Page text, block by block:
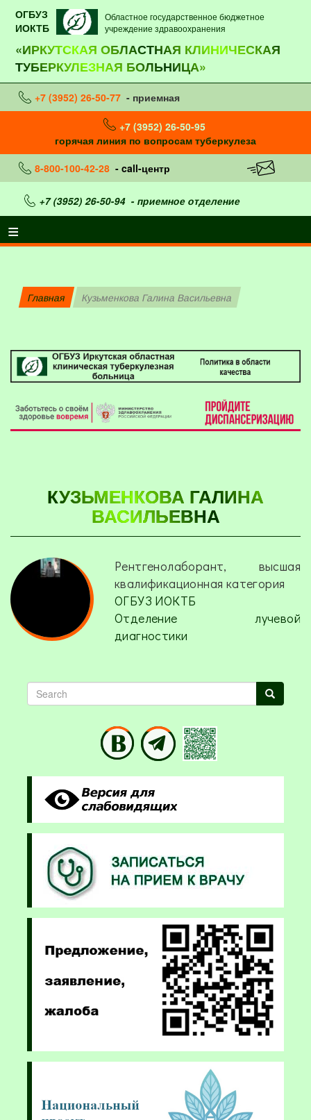
ОГБУЗ
ИОКТБ
Областное государственное бюджетное
учреждение здравоохранения
«ИРКУТСКАЯ ОБЛАСТНАЯ КЛИНИЧЕСКАЯ
ТУБЕРКУЛЕЗНАЯ БОЛЬНИЦА»
+7 (3952) 26-50-77 - приемная
+7 (3952) 26-50-95
горячая линия по вопросам туберкулеза
8-800-100-42-28 - call-центр
+7 (3952) 26-50-94- приемное отделение
Главная Кузьменкова Галина Васильевна
КУЗЬМЕНКОВА ГАЛИНА
ВАСИЛЬЕВНА
Рентгенолаборант, высшая
квалификационная категория
ОГБУЗ ИОКТБ
Отделение лучевой
диагностики
Search Search